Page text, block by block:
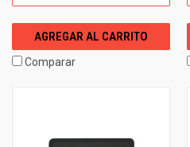
AGREGAR AL CARRITO
Comparar